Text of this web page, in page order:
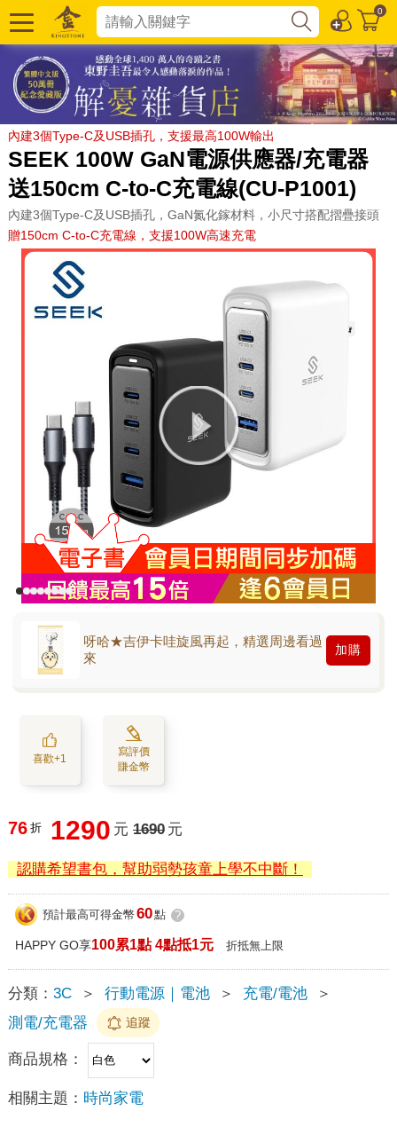
0
內建3個Type-C及USB插孔，支援最高100W輸出
SEEK 100W GaN電源供應器/充電器
送150cm C-to-C充電線(CU-P1001)
內建3個Type-C及USB插孔，GaN氮化鎵材料，小尺寸搭配摺疊接頭
贈150cm C-to-C充電線，支援100W高速充電
呀哈★吉伊卡哇旋風再起，精選周邊看過
來
加購
喜歡+1
寫評價
賺金幣
76 折 1290 元 1690 元
認購希望書包，幫助弱勢孩童上學不中斷！
預計最高可得金幣 60點 ?
HAPPY GO享100累1點 4點抵1元 折抵無上限
分類： 3C ＞ 行動電源｜電池 ＞ 充電/電池
＞
測電/充電器
追蹤
商品規格：
相關主題： 時尚家電